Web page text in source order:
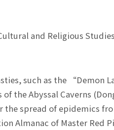
and Religious
such as the “Demon
the Abyssal Caverns
spread of epidemics
Almanac of Master Red